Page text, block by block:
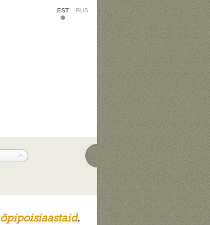
EST RUS
õpipoisiaastaid.